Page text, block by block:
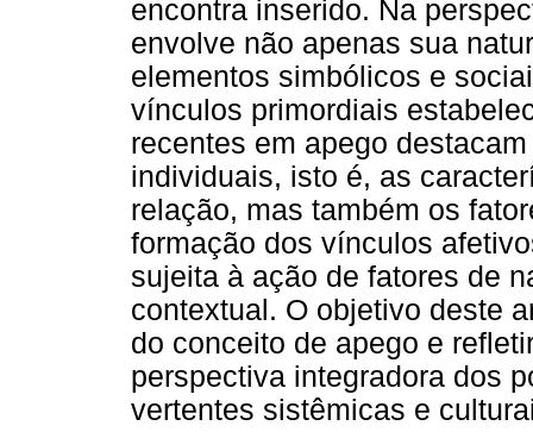
encontra inserido. Na
envolve não apenas sua
elementos simbólicos e
vínculos primordiais
recentes em apego
individuais, isto é, as
relação, mas também os
formação dos vínculos
sujeita à ação de fatores de
contextual. O objetivo deste
do conceito de apego e
perspectiva integradora dos
vertentes sistêmicas e